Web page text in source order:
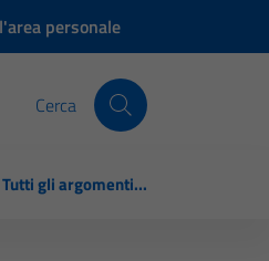
personale
Cerca
Tutti gli argomenti...